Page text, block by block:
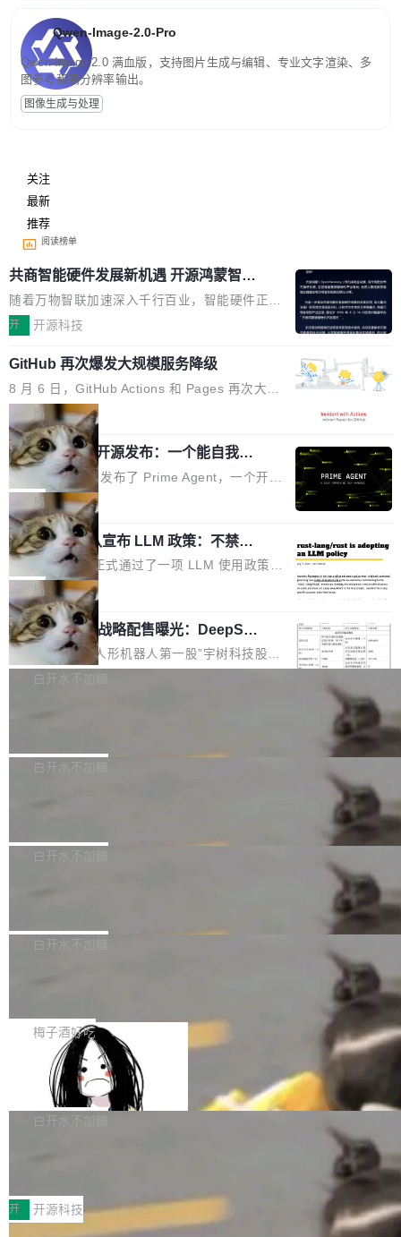
Qwen-Image-2.0-Pro
Qwen-Image-2.0 满血版，支持图片生成与编辑、专业文字渲染、多
图参考和高分辨率输出。
图像生成与处理
关注
最新
推荐
阅读榜单
共商智能硬件发展新机遇 开源鸿蒙智能
硬件开发者日杭州站即将举行
随着万物智联加速深入千行百业，智能硬件正从
单点设备迈向智能化、网联化、协同化发展。作
鸿蒙通过统一技术底座和分布式能力，为不同类
型智能设备的开发、连接与互联提供关键支撑，
也为产业链企业探索产品创新与商业增长打开新
的空间。 8月14日，开源鸿蒙智能硬件开发者日
（OHDD：OpenHarmony Hardware Develope
r Day）将在杭州启航。活动面向智能硬件产业
链企业和开发者，邀请行业专家与资深技术顾
问，围绕开源鸿蒙技术能力、设备适配、芯片适
配、功耗与稳定性调优、兼容性测评及统一互联
等内容展开系统讲解和实战交流，帮助企业进一
步了解开源鸿蒙在智能...
开 开源科技
GitHub 再次爆发大规模服务降级
8 月 6 日，GitHub Actions 和 Pages 再次大规
模服务降级，Actions 完全不可用超过 5 小时，
webhook 停发，连自托管 runner 也因调度层故
障无法工作。Pages、Copilot code review、C
opilot coding agent 全部受影响。从检测到完全
恢复，大约 12 小时。 这是 2026 年 8 月的第六
起事故，其中四起与 AI/Copilot 服务相关。 Git
Hub 员工 kdaigle 在 HN 讨论中贴出了一组数
据：2025 年全年 10 亿次 commit。现在，每周
2.75 亿次，全年预计 140 亿次。GitHub...
局
Prime Agent 开源发布：一个能自我改
进的编程 Agent，ARC-AGI 3 超越人类
专家基线
Prime Intellect 发布了 Prime Agent，一个开源
的编程 Agent Harness，核心设计围绕两个抽
象：Recursive Language Model（RLM）和 C
ontinual Harness。在 ARC-AGI 3 基准测试
上，Prime Agent + Opus 5 的组合达到了 95.
5% RHAE Best@1，超过了 ARC 报告的人类专
家基线 95.4%。 不是又一个 coding agent 包装
器 Prime Agent 的架构和市面上大多数 coding
agent 有本质区别。大多数 agent harness 的设
计是基于早期模型的能力—...
局
Rust 项目团队宣布 LLM 政策：不禁
止，但你要承认哪些代码不是你写的
Rust 语言项目正式通过了一项 LLM 使用政策，
覆盖 rust-lang/rust 单一仓库的代码贡献。这不
是项目级别的官方立场，目前由五个团队采纳，
但它可能是主流开源项目中关于 AI 辅助贡献最
细致的一份规则。 政策的核心只有一句话：LLM
可以用来分析、提炼、审阅、建议，但不能用来
不得生成涉及安全性的关键变更，除非作者本身
局
宇树科技 IPO 战略配售曝光：DeepSe
ek 获配 93.3 万股，锁定 36 个月
8月6日晚间，“人形机器人第一股”宇树科技股份
有限公司披露IPO发行价格及战略配售结果，杭
36个月。 公告显示，本次宇树科技战略配售对
员工参与设立的专项资产管理计划。其中，Dee
获配9...
白开水不加糖
Bug fixes and enhancements 修复多次传递同
一个回归问题，该问题导致拉取镜像时会拒绝包
题，该问题可能导致在旧版 Linux 内核...
白开水不加糖
e 孵化器项目管理委员会（IPMC）投票中获得
P）！这一里程碑不仅标志着 Fluss 迈入新的发
白开水不加糖
长期停止内容更新，未能实现其作为“AI版维基百
提交的编辑请求也长期处于待处理状态。 Groki
pedia 于去年底上线，定位为由人工智能生成内
容的百科平台，被马斯克视为传统众包百科网站
维基百科的替代方案。Lawfare 调查发现，无论
热门页面还是低关注度页面，均未出现近期更
白开水不加糖
是这样的：配 MessageSource 的 Bean、写 R
eloadableResourceBundleMessageSource、
声明 LocaleResolver、注册 LocaleChangeInt
erceptor…五六步之后才能看到第一行翻译文
本。 Solon 换了个方式。整个 i18n 模块围绕三
梅子酒好吃
Apache Doris 4.1 全面增强 Iceberg：
支持 UPDATE、MERGE INTO 与 Iceb
erg V3
Apache Doris 4.1 要补齐的，正是缺失的那一
半。在已有查询能力的基础上，Doris 进一步支
常维护操作，并完整支持 Iceberg V3 格式。
白开水不加糖
村国家自主创新示范区会议中心开幕。本届大会
由中关村智联软件服务业质量创新联盟主办，以
开 开源科技